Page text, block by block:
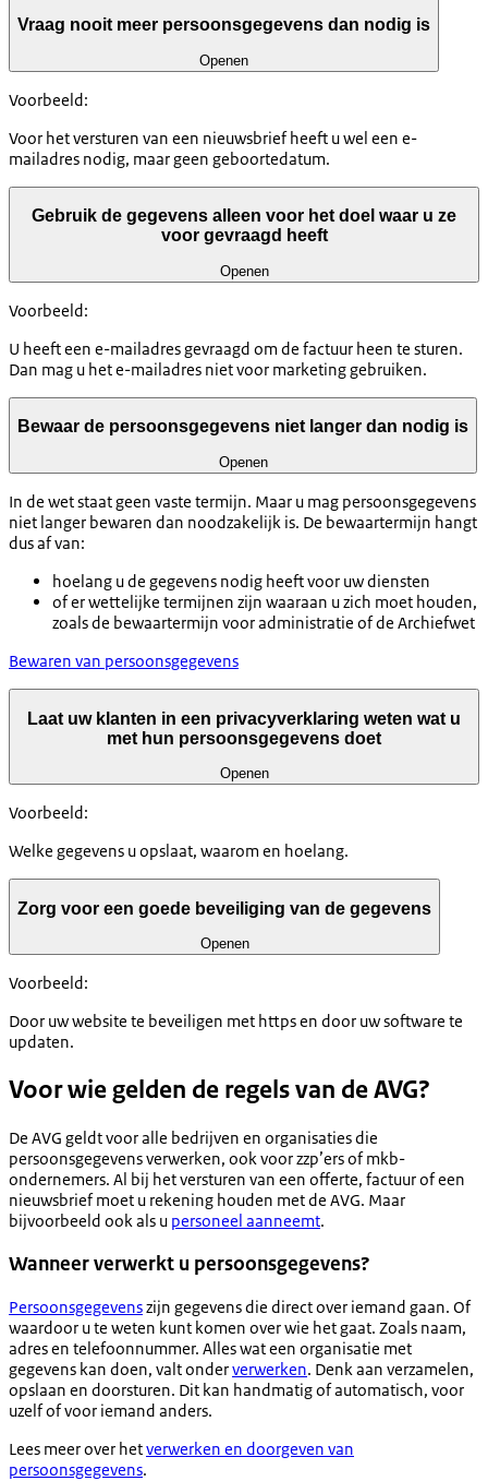
Vraag nooit meer persoonsgegevens dan nodig is
Openen
Voorbeeld:
Voor het versturen van een nieuwsbrief heeft u wel een e-
mailadres nodig, maar geen geboortedatum.
Gebruik de gegevens alleen voor het doel waar u ze
voor gevraagd heeft
Openen
Voorbeeld:
U heeft een e-mailadres gevraagd om de factuur heen te sturen.
Dan mag u het e-mailadres niet voor marketing gebruiken.
Bewaar de persoonsgegevens niet langer dan nodig is
Openen
In de wet staat geen vaste termijn. Maar u mag persoonsgegevens
niet langer bewaren dan noodzakelijk is. De bewaartermijn hangt
dus af van:
hoelang u de gegevens nodig heeft voor uw diensten
of er wettelijke termijnen zijn waaraan u zich moet houden,
zoals de bewaartermijn voor administratie of de Archiefwet
Bewaren van persoonsgegevens
Laat uw klanten in een privacyverklaring weten wat u
met hun persoonsgegevens doet
Openen
Voorbeeld:
Welke gegevens u opslaat, waarom en hoelang.
Zorg voor een goede beveiliging van de gegevens
Openen
Voorbeeld:
Door uw website te beveiligen met https en door uw software te
updaten.
Voor wiegelden de regels van de AVG?
De AVG geldt voor alle bedrijven en organisaties die
persoonsgegevens verwerken, ook voor zzp’ers of mkb-
ondernemers. Al bij het versturen van een offerte, factuur of een
nieuwsbrief moet u rekening houden met de AVG. Maar
bijvoorbeeld ook als u personeel aanneemt.
Wanneer verwerkt u persoonsgegevens?
Persoonsgegevenszijn gegevens die direct over iemand gaan. Of
waardoor u te weten kunt komen over wie het gaat. Zoals naam,
adres en telefoonnummer. Alles wat een organisatie met
gegevens kan doen, valt onderverwerken. Denk aan verzamelen,
opslaan en doorsturen. Dit kan handmatig of automatisch, voor
uzelf of voor iemand anders.
Lees meer over hetverwerken en doorgeven van
persoonsgegevens.